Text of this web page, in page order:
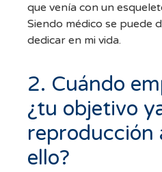
que venía con un
Siendo médico se puede
dedicar en mi vida.
2. Cuándo
¿tu objetivo
reproducción
ello?